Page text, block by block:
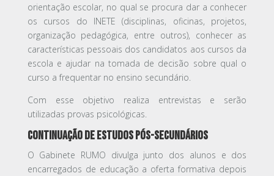
orientação escolar, no qual se procura dar a conhecer
os cursos do INETE (disciplinas, oficinas, projetos,
organização pedagógica, entre outros), conhecer as
características pessoais dos candidatos aos cursos da
escola e ajudar na tomada de decisão sobre qual o
curso a frequentar no ensino secundário.
Com esse objetivo realiza entrevistas e serão
utilizadas provas psicológicas.
Continuação de estudos pós-secundários
O Gabinete RUMO divulga junto dos alunos e dos
encarregados de educação a oferta formativa depois